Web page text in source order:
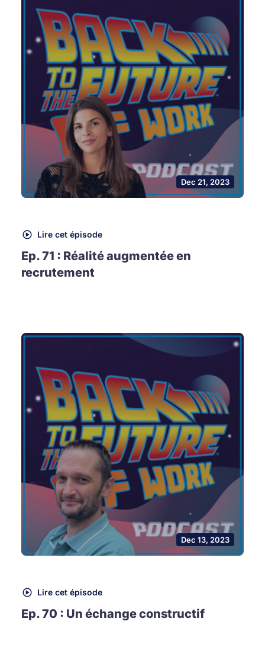
Dec 21, 2023
Lire cet épisode
Ep. 71 : Réalité augmentée en
recrutement
Dec 13, 2023
Lire cet épisode
Ep. 70 : Un échange constructif